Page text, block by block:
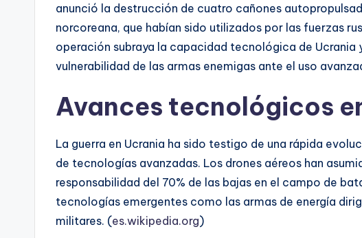
anunció la destrucción de cuatro cañones
norcoreana, que habían sido utilizados por las fuerzas
operación subraya la capacidad tecnológica de Ucrania
vulnerabilidad de las armas enemigas ante el uso
Avances tecnológicos
La guerra en Ucrania ha sido testigo de una rápida
de tecnologías avanzadas. Los drones aéreos han
responsabilidad del 70% de las bajas en el campo de
tecnologías emergentes como las armas de energía
militares. (es.wikipedia.org)